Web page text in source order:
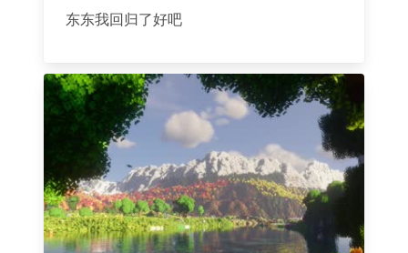
东东我回归了好吧